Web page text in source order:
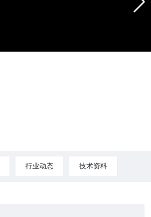
行业动态 技术资料